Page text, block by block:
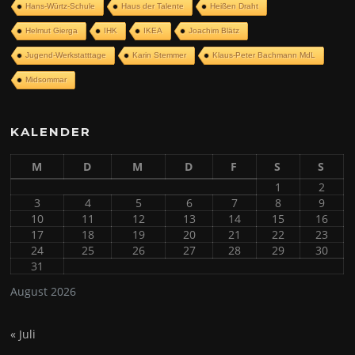
Hans-Würtz-Schule Haus der Talente Heißen Draht
Helmut Gierga IHK IKEA Joachim Blätz
Jugend-Werkstatttage Karin Stemmer Klaus-Peter Bachmann MdL
Midsommar
KALENDER
August 2026
M D M D F S
S
1
2
3
4 5 6 7 8
9
10
11 12 13 14 15
16
17
18 19 20 21 22
23
24
25 26 27 28 29
30
31
« Juli